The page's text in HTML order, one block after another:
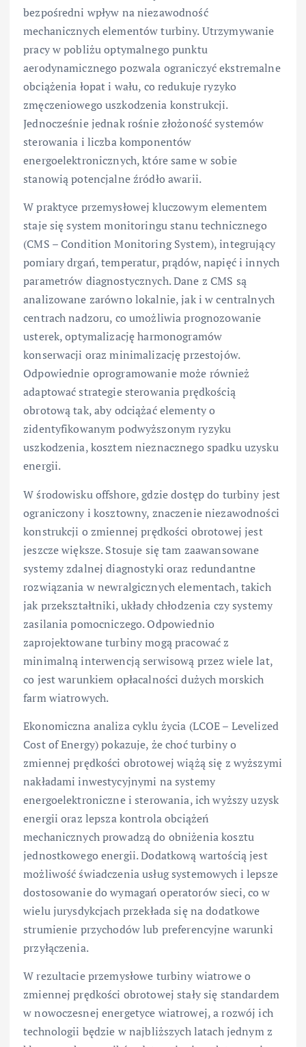
bezpośredni wpływ na niezawodność
mechanicznych elementów turbiny. Utrzymywanie
pracy w pobliżu optymalnego punktu
aerodynamicznego pozwala ograniczyć ekstremalne
obciążenia łopat i wału, co redukuje ryzyko
zmęczeniowego uszkodzenia konstrukcji.
Jednocześnie jednak rośnie złożoność systemów
sterowania i liczba komponentów
energoelektronicznych, które same w sobie
stanowią potencjalne źródło awarii.
W praktyce przemysłowej kluczowym elementem
staje się system monitoringu stanu technicznego
(CMS – Condition Monitoring System), integrujący
pomiary drgań, temperatur, prądów, napięć i innych
parametrów diagnostycznych. Dane z CMS są
analizowane zarówno lokalnie, jak i w centralnych
centrach nadzoru, co umożliwia prognozowanie
usterek, optymalizację harmonogramów
konserwacji oraz minimalizację przestojów.
Odpowiednie oprogramowanie może również
adaptować strategie sterowania prędkością
obrotową tak, aby odciążać elementy o
zidentyfikowanym podwyższonym ryzyku
uszkodzenia, kosztem nieznacznego spadku uzysku
energii.
W środowisku offshore, gdzie dostęp do turbiny jest
ograniczony i kosztowny, znaczenie niezawodności
konstrukcji o zmiennej prędkości obrotowej jest
jeszcze większe. Stosuje się tam zaawansowane
systemy zdalnej diagnostyki oraz redundantne
rozwiązania w newralgicznych elementach, takich
jak przekształtniki, układy chłodzenia czy systemy
zasilania pomocniczego. Odpowiednio
zaprojektowane turbiny mogą pracować z
minimalną interwencją serwisową przez wiele lat,
co jest warunkiem opłacalności dużych morskich
farm wiatrowych.
Ekonomiczna analiza cyklu życia (LCOE – Levelized
Cost of Energy) pokazuje, że choć turbiny o
zmiennej prędkości obrotowej wiążą się z wyższymi
nakładami inwestycyjnymi na systemy
energoelektroniczne i sterowania, ich wyższy uzysk
energii oraz lepsza kontrola obciążeń
mechanicznych prowadzą do obniżenia kosztu
jednostkowego energii. Dodatkową wartością jest
możliwość świadczenia usług systemowych i lepsze
dostosowanie do wymagań operatorów sieci, co w
wielu jurysdykcjach przekłada się na dodatkowe
strumienie przychodów lub preferencyjne warunki
przyłączenia.
W rezultacie przemysłowe turbiny wiatrowe o
zmiennej prędkości obrotowej stały się standardem
w nowoczesnej energetyce wiatrowej, a rozwój ich
technologii będzie w najbliższych latach jednym z